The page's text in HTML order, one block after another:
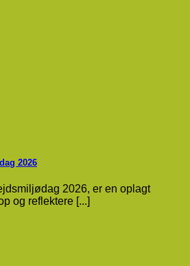
2026
2026, er en oplagt
og reflektere [...]